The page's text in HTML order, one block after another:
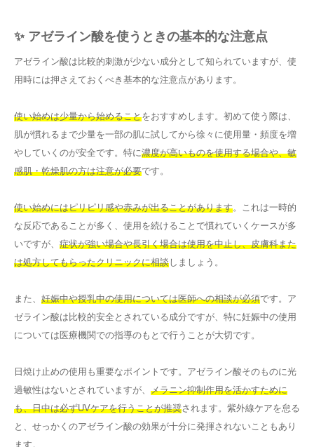
✨ アゼライン酸を使うときの基本的な注意点
アゼライン酸は比較的刺激が少ない成分として知られていますが、使
用時には押さえておくべき基本的な注意点があります。
使い始めは少量から始めることをおすすめします。初めて使う際は、
肌が慣れるまで少量を一部の肌に試してから徐々に使用量・頻度を増
やしていくのが安全です。特に濃度が高いものを使用する場合や、敏
感肌・乾燥肌の方は注意が必要です。
使い始めにはピリピリ感や赤みが出ることがあります。これは一時的
な反応であることが多く、使用を続けることで慣れていくケースが多
いですが、 症状が強い場合や長引く場合は使用を中止し、皮膚科また
は処方してもらったクリニックに相談 しましょう。
また、 妊娠中や授乳中の使用については医師への相談が必須です。ア
ゼライン酸は比較的安全とされている成分ですが、特に妊娠中の使用
については医療機関での指導のもとで行うことが大切です。
日焼け止めの使用も重要なポイントです。アゼライン酸そのものに光
過敏性はないとされていますが、 メラニン抑制作用を活かすために
も、日中は必ずUVケアを行うことが推奨されます。紫外線ケアを怠る
と、せっかくのアゼライン酸の効果が十分に発揮されないこともあり
ます。